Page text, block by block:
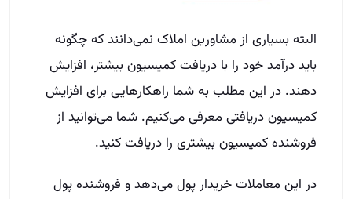
البته بسیاری از مشاورین املاک نمی‌دانند که چگونه
باید درآمد خود را با دریافت کمیسیون بیشتر، افزایش
دهند. در این مطلب به شما راهکارهایی برای افزایش
کمیسیون دریافتی معرفی می‌کنیم. شما می‌توانید از
فروشنده کمیسیون بیشتری را دریافت کنید.
در این معاملات خریدار پول می‌دهد و فروشنده پول